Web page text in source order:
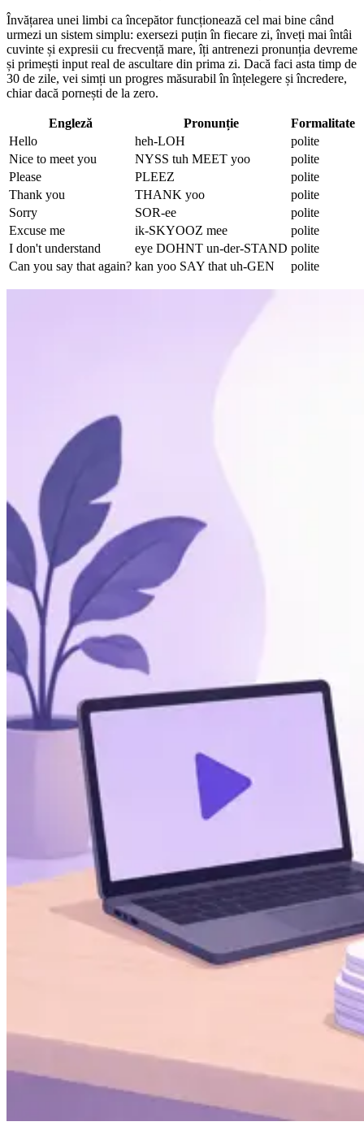
Învățarea unei limbi ca începător funcționează cel mai bine când
urmezi un sistem simplu: exersezi puțin în fiecare zi, înveți mai întâi
cuvinte și expresii cu frecvență mare, îți antrenezi pronunția devreme
și primești input real de ascultare din prima zi. Dacă faci asta timp de
30 de zile, vei simți un progres măsurabil în înțelegere și încredere,
chiar dacă pornești de la zero.
Engleză Pronunție
Formalitate
Hello
heh-LOH
polite
Nice to meet you
NYSS tuh MEET yoo
polite
Please
PLEEZ
polite
Thank you
THANK yoo
polite
Sorry
SOR-ee
polite
Excuse me
ik-SKYOOZ mee
polite
I don't understand
eye DOHNT un-der-STAND polite
Can you say that again? kan yoo SAY that uh-GEN polite